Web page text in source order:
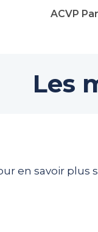
ACVP
Les
en savoir plus